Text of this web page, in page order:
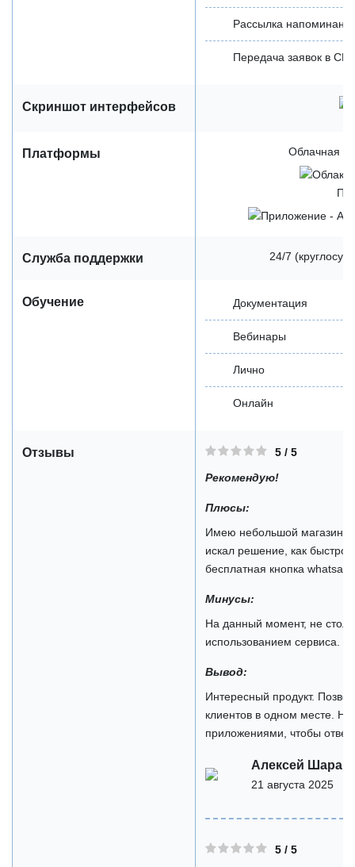
Рассылка
Передача заявок в
Скриншот интерфейсов
Платформы Облачная /
Служба поддержки 24/7
Обучение Документация
Вебинары
Лично
Онлайн
Отзывы
5 / 5
Рекомендую!
Плюсы:
Имею небольшой магазин
искал решение, как быстро
бесплатная кнопка
Минусы:
На данный момент, не
использованием сервиса.
Вывод:
Интересный продукт.
клиентов в одном месте.
приложениями, чтобы
Алексей
21 августа 2025
5 / 5